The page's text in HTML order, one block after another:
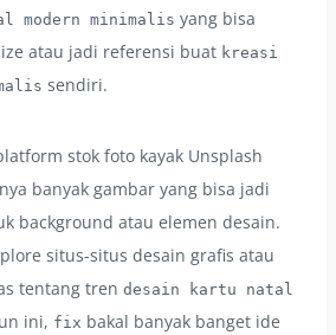
modern minimalis yang bisa
atau jadi referensi buat kreasi
sendiri.
stok foto kayak Unsplash
banyak gambar yang bisa jadi
background atau elemen desain.
situs-situs desain grafis atau
tentang tren desain kartu natal
ini, fix bakal banyak banget ide